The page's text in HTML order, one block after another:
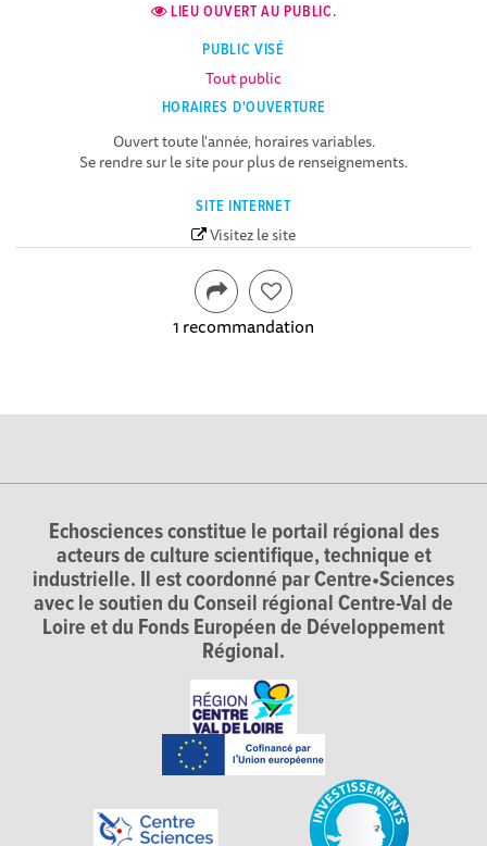
LIEU OUVERT AU PUBLIC.
PUBLIC VISÉ
Tout public
HORAIRES D'OUVERTURE
Ouvert toute l'année, horaires variables.
Se rendre sur le site pour plus de renseignements.
SITE INTERNET
Visitez le site
1 recommandation
Echosciences constitue le portail régional des
acteurs de culture scientifique, technique et
industrielle. Il est coordonné par Centre•Sciences
avec le soutien du Conseil régional Centre-Val de
Loire et du Fonds Européen de Développement
Régional.